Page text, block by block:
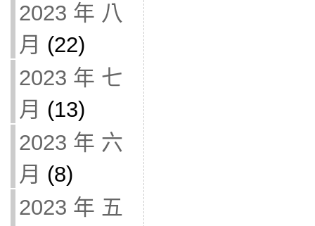
2023 年 八
月 (22)
2023 年 七
月 (13)
2023 年 六
月 (8)
2023 年 五